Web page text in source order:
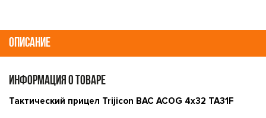
ОПИСАНИЕ
ИНФОРМАЦИЯ О ТОВАРЕ
Тактический прицел Trijicon BAC ACOG 4x32 TA31F